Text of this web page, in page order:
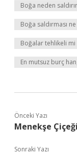
Boğa neden saldırır
Boğa saldırması
Boğalar tehlikeli mi
En mutsuz burç
Önceki Yazı
Menekşe
Sonraki Yazı